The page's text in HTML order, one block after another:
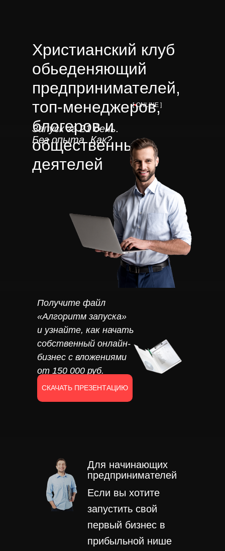
Христианский клуб
обьеденяющий
предпринимателей,
топ-менеджеров,
блогеров и
общественных
деятелей
Получите файл
«Алгоритм запуска»
и узнайте, как начать
собственный онлайн-
бизнес с вложениями
от 150 000 руб.
Запуск за 21 день.
Без опыта.Как?
[•ONLINE ]
СКАЧАТЬ ПРЕЗЕНТАЦИЮ
Для начинающих
предпринимателей
Если вы хотите
запустить свой
первый бизнес в
прибыльной нише